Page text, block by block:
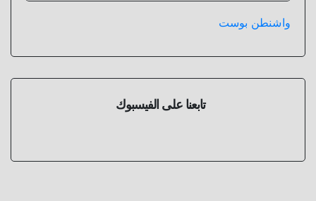
واشنطن بوست
تابعنا على الفيسبوك